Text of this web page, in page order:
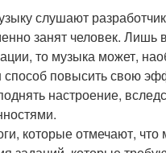
слушают
занят человек.
то музыка может,
повысить свою
настроение,
которые отмечают,